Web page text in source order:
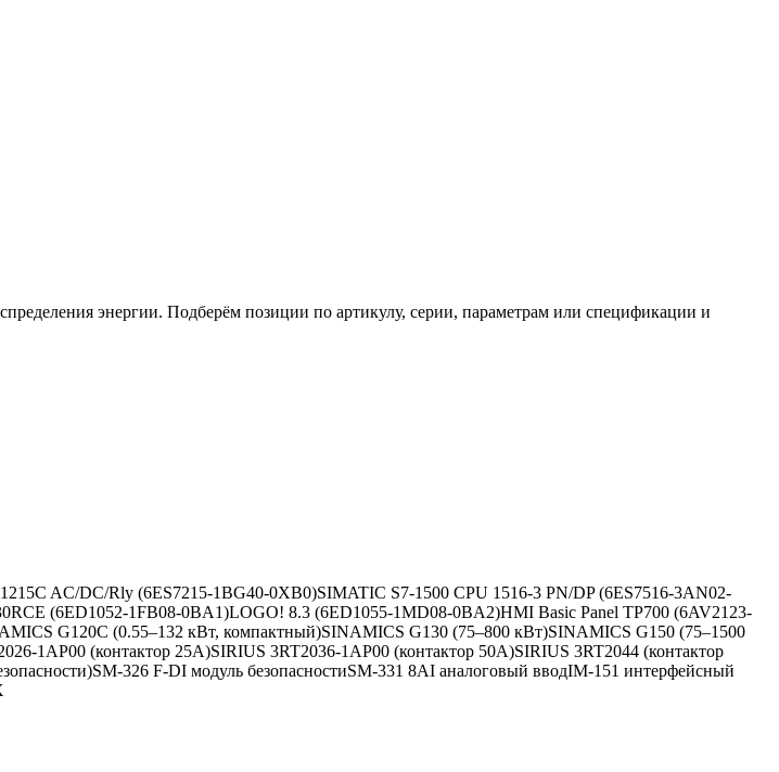
энергии. Подберём позиции по артикулу, серии, параметрам или спецификации и
AC/DC/Rly (6ES7215-1BG40-0XB0)SIMATIC S7-1500 CPU 1516-3 PN/DP (6ES7516-3AN02-
(6ED1052-1FB08-0BA1)LOGO! 8.3 (6ED1055-1MD08-0BA2)HMI Basic Panel TP700 (6AV2123-
G120C (0.55–132 кВт, компактный)SINAMICS G130 (75–800 кВт)SINAMICS G150 (75–1500
1AP00 (контактор 25А)SIRIUS 3RT2036-1AP00 (контактор 50А)SIRIUS 3RT2044 (контактор
SM-326 F-DI модуль безопасностиSM-331 8AI аналоговый вводIM-151 интерфейсный